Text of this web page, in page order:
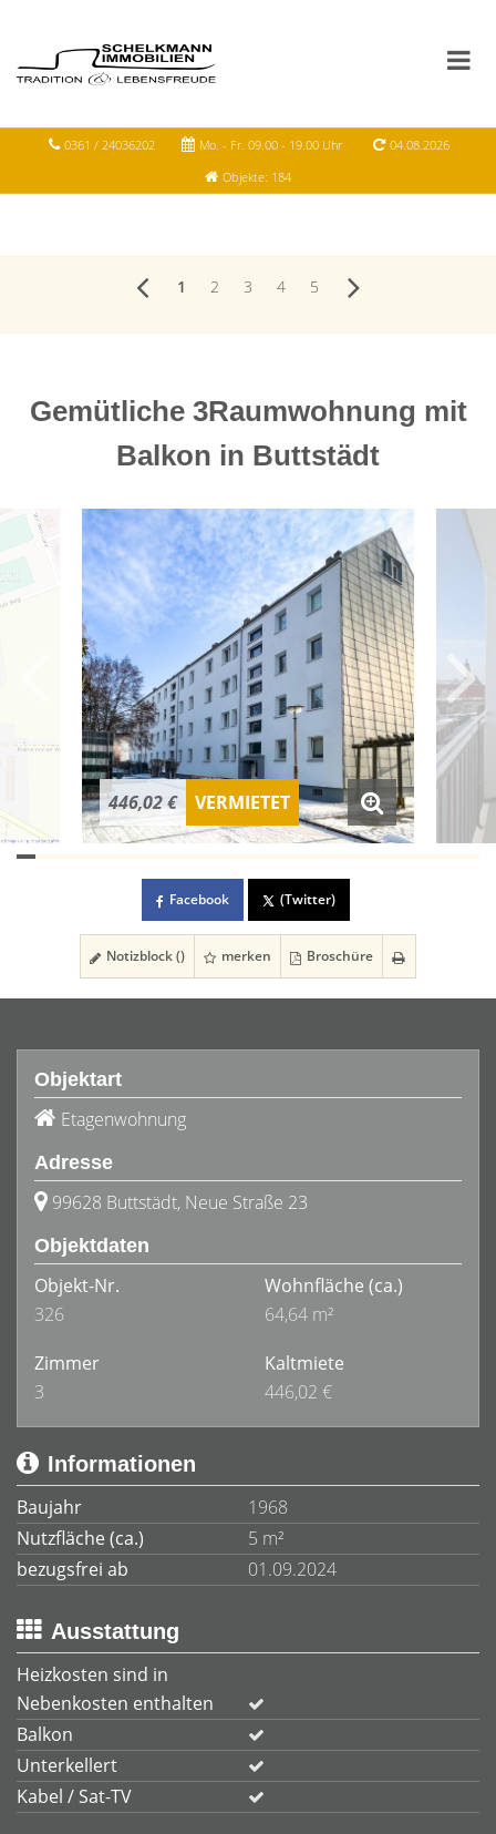
0361 / 24036202 Mo. - Fr. 09.00 - 19.00 Uhr
04.08.2026
Objekte: 184
1 2 3 4 5
Gemütliche 3Raumwohnung mit
Balkon in Buttstädt
446,02 € VERMIETET
Facebook (Twitter)
Notizblock () merken Broschüre
Objektart
Etagenwohnung
Adresse
99628 Buttstädt, Neue Straße 23
Objektdaten
Objekt-Nr.
326
Wohnfläche (ca.)
64,64 m²
Zimmer
3
Kaltmiete
446,02 €
Informationen
Baujahr
1968
Nutzfläche (ca.)
5 m²
bezugsfrei ab
01.09.2024
Ausstattung
Heizkosten sind in
Nebenkosten enthalten
Balkon
Unterkellert
Kabel / Sat-TV